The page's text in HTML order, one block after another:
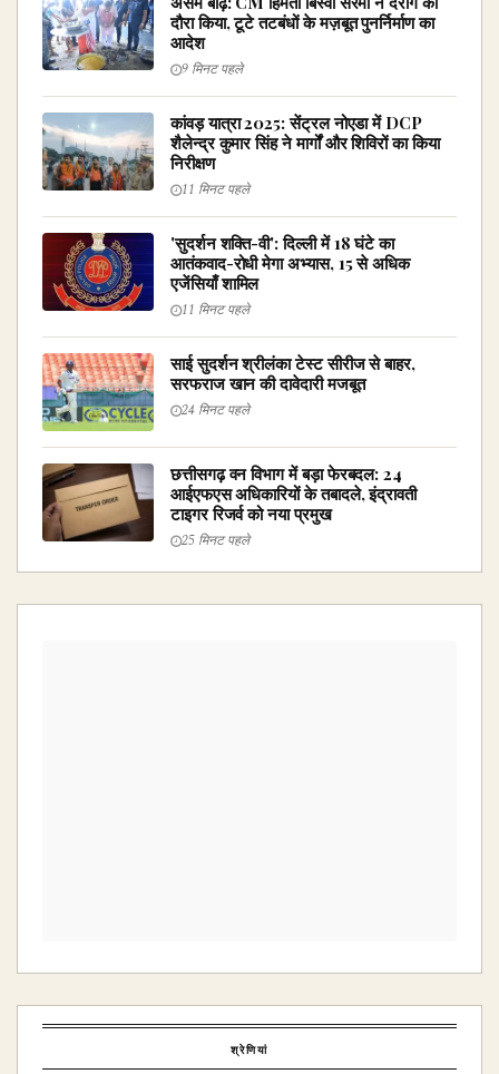
दौरा किया, टूटे तटबंधों के मज़बूत पुनर्निर्माण का
आदेश
9 मिनट पहले
कांवड़ यात्रा 2025: सेंट्रल नोएडा में DCP
शैलेन्द्र कुमार सिंह ने मार्गों और शिविरों का किया
निरीक्षण
11 मिनट पहले
'सुदर्शन शक्ति-वी': दिल्ली में 18 घंटे का
आतंकवाद-रोधी मेगा अभ्यास, 15 से अधिक
एजेंसियाँ शामिल
11 मिनट पहले
साई सुदर्शन श्रीलंका टेस्ट सीरीज से बाहर,
सरफराज खान की दावेदारी मजबूत
24 मिनट पहले
छत्तीसगढ़ वन विभाग में बड़ा फेरबदल: 24
आईएफएस अधिकारियों के तबादले, इंद्रावती
टाइगर रिजर्व को नया प्रमुख
25 मिनट पहले
श्रेणियां